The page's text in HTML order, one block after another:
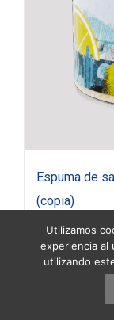
Espuma de
(copia)
3,90€ (IVA
Utilizamos
experiencia al
utilizando